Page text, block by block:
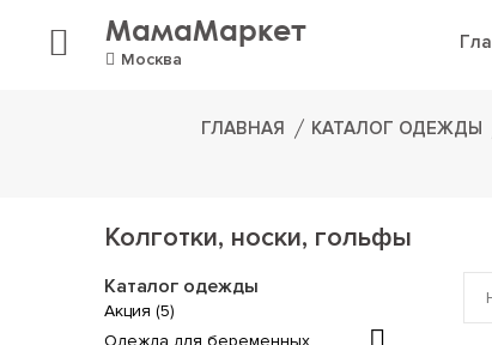
МамаМаркет
Москва
ГЛАВНАЯ КАТАЛОГ ОДЕЖДЫ
Колготки, носки, гольфы
Каталог одежды
Акция (5)
Одежда для беременных